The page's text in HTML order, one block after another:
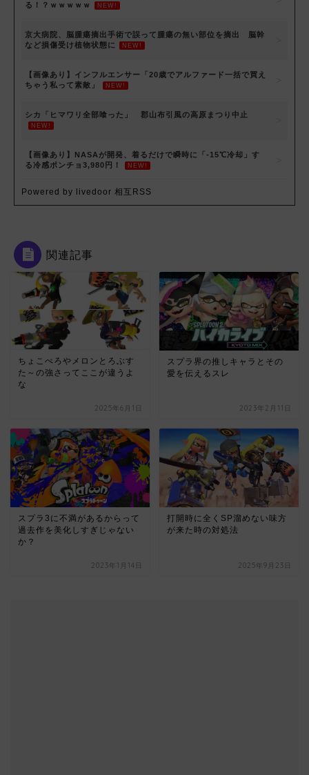
る！？ｗｗｗｗｗ
NEW!
京大病院、脳腫瘍摘出手術で誤って腫瘍の無い部位を摘出 脳幹
など損傷受け植物状態に
NEW!
【画像あり】インフルエンサー「20歳でアルファード一括で買え
ちゃう私って素敵」
NEW!
シカ「ヒマワリ全部喰った」 郡山布引風の高原まつり中止
NEW!
【画像あり】NASAが開発、着るだけで瞬時に「-15℃冷却」す
る冷感ポンチョ3,980円！
NEW!
Powered by livedoor 相互RSS
関連記事
ちょこぺろやメロンとろぶす
た～の強さってここが違うよ
な
2025年6月1日
スプラ界の推しキャラとその
愛を伝えるスレ
2023年2月11日
スプラ3に不満があるからって
過去作を美化しすぎじゃない
か？
2023年1月14日
打開時に全くSP溜めない味方
が来た時の対処法
2025年9月23日